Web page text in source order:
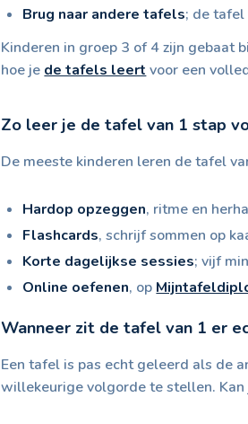
Brug naar andere tafels; de tafel
Kinderen in groep 3 of 4 zijn gebaat
hoe je de tafels leert voor een
Zo leer je de tafel van 1 stap
De meeste kinderen leren de tafel
Hardop opzeggen, ritme en
Flashcards, schrijf sommen op
Korte dagelijkse sessies; vijf
Online oefenen, op
Wanneer zit de tafel van 1 er
Een tafel is pas echt geleerd als de
willekeurige volgorde te stellen.